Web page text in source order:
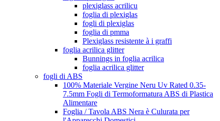
plexiglass acrilicu
foglia di plexiglas
fogli di plexiglas
foglia di pmma
Plexiglass resistente à i graffi
foglia acrilica glitter
Bunnings in foglia acrilica
foglia acrilica glitter
fogli di ABS
100% Materiale Vergine Neru Uv Rated 0.35-
7.5mm Fogli di Termoformatura ABS di Plastica
Alimentare
Foglia / Tavola ABS Nera è Culurata per